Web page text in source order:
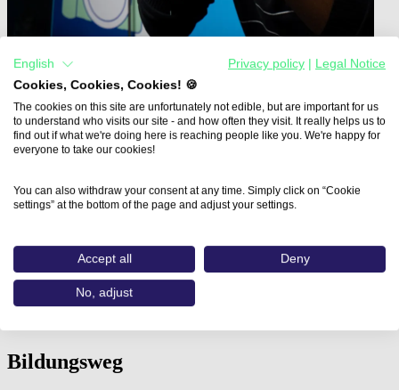
Home
Aus- und Weiterbildungen
Adobe Illustrator -
Charakterdesign und
Animation mit KI
Bildungsweg
English Privacy policy
Legal Notice
Cookies, Cookies, Cookies! 🍪
The cookies on this site are unfortunately not edible, but are important for us
to understand who visits our site - and how often they visit. It really helps us to
find out if what we're doing here is reaching people like you. We're happy for
everyone to take our cookies!
You can also withdraw your consent at any time. Simply click on “Cookie
settings” at the bottom of the page and adjust your settings.
Accept all Deny
No, adjust